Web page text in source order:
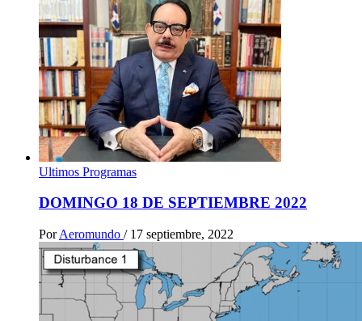
Ultimos Programas
DOMINGO 18 DE SEPTIEMBRE 2022
Por Aeromundo / 17 septiembre, 2022